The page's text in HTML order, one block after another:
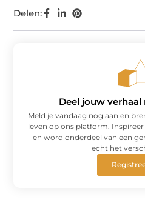
Delen:
Deel jouw
Meld je vandaag nog aan en
leven op ons platform.
en word onderdeel van een
echt het